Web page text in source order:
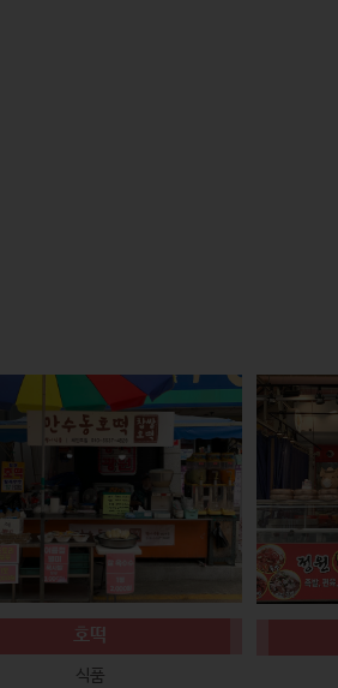
호떡
식품